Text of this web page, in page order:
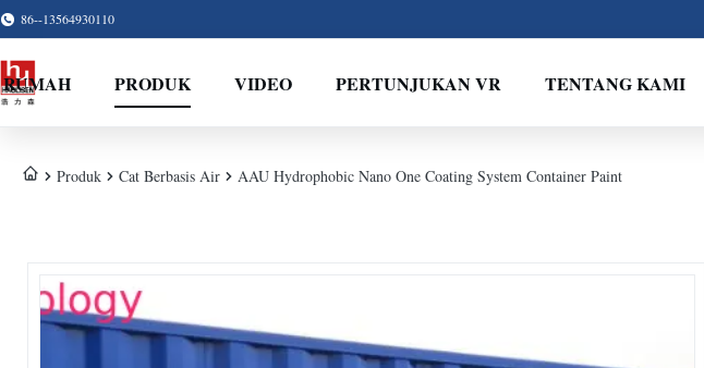
86--13564930110
RUMAH PRODUK VIDEO PERTUNJUKAN VR TENTANG KAMI
Produk Cat Berbasis Air AAU Hydrophobic Nano One Coating System Container Paint